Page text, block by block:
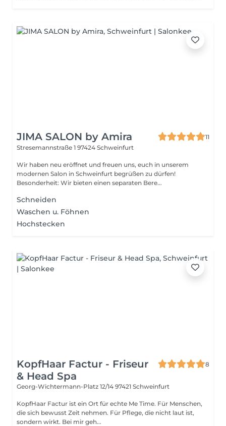
JIMA SALON by Amira
11
Stresemannstraße 1 97424 Schweinfurt
Wir haben neu eröffnet und freuen uns, euch in unserem
modernen Salon in Schweinfurt begrüßen zu dürfen!
Besonderheit: Wir bieten einen separaten Bere...
Schneiden
Waschen u. Föhnen
Hochstecken
KopfHaar Factur - Friseur
& Head Spa
8
Georg-Wichtermann-Platz 12/14 97421 Schweinfurt
KopfHaar Factur ist ein Ort für echte Me Time. Für Menschen,
die sich bewusst Zeit nehmen. Für Pflege, die nicht laut ist,
sondern wirkt. Bei mir geh...